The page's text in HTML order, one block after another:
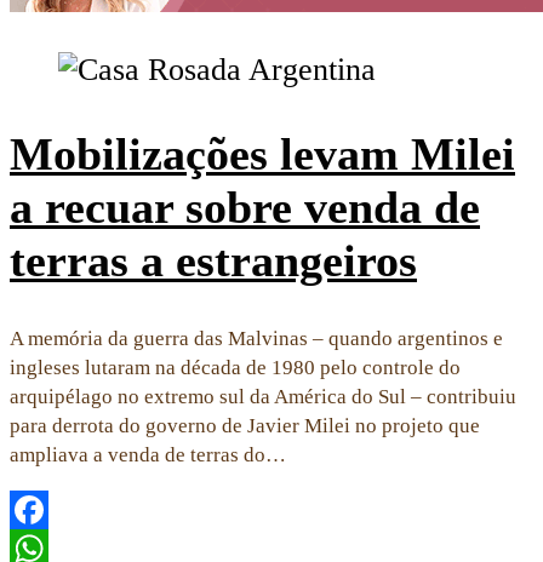
Mobilizações levam Milei
a recuar sobre venda de
terras a estrangeiros
A memória da guerra das Malvinas – quando argentinos e
ingleses lutaram na década de 1980 pelo controle do
arquipélago no extremo sul da América do Sul – contribuiu
para derrota do governo de Javier Milei no projeto que
ampliava a venda de terras do…
Facebook